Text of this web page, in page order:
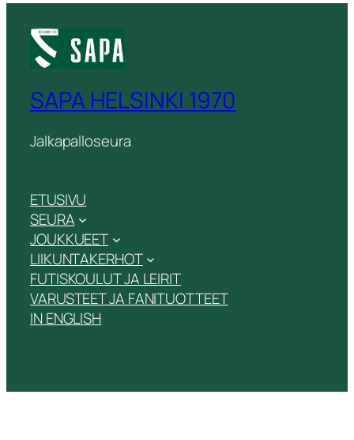
SAPA HELSINKI 1970
Jalkapalloseura
ETUSIVU
SEURA
JOUKKUEET
LIIKUNTAKERHOT
FUTISKOULUT JA LEIRIT
VARUSTEET JA FANITUOTTEET
IN ENGLISH